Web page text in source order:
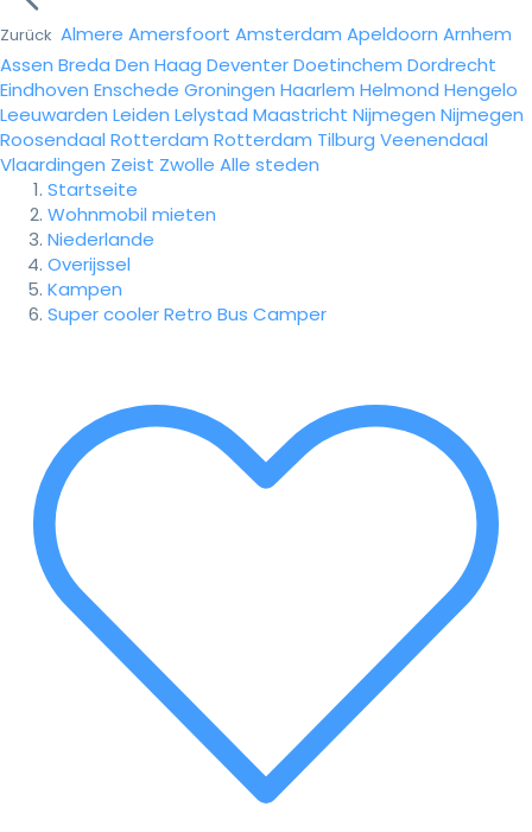
Zurück Almere Amersfoort Amsterdam Apeldoorn Arnhem
Assen Breda Den Haag DeventerDoetinchem Dordrecht
Eindhoven Enschede Groningen Haarlem Helmond Hengelo
Leeuwarden Leiden Lelystad Maastricht Nijmegen Nijmegen
Roosendaal Rotterdam Rotterdam Tilburg Veenendaal
Vlaardingen Zeist Zwolle Alle steden
Startseite
Wohnmobil mieten
Niederlande
Overijssel
Kampen
Super cooler Retro Bus Camper